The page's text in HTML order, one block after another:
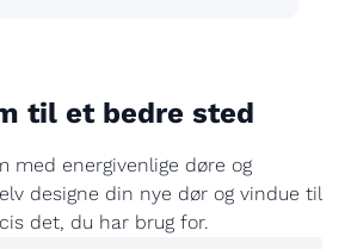
til et bedre sted
med energivenlige døre og
designe din nye dør og vindue til
det, du har brug for.